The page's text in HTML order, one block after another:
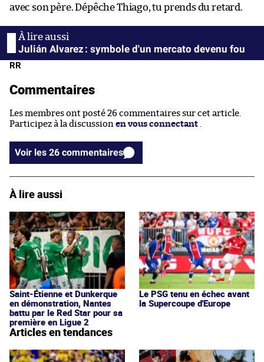
avec son père. Dépêche Thiago, tu prends du retard.
Julián Alvarez : symbole d'un mercato devenu fou
RR
Commentaires
Les membres ont posté 26 commentaires sur cet article.
Participez à la discussion en vous connectant .
Voir les 26 commentaires
À lire aussi
Saint-Étienne et Dunkerque
en démonstration, Nantes
battu par le Red Star pour sa
première en Ligue 2
Le PSG tenu en échec avant
la Supercoupe d'Europe
Articles en tendances